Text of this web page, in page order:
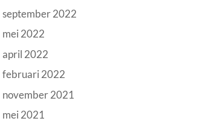
september 2022
mei 2022
april 2022
februari 2022
november 2021
mei 2021